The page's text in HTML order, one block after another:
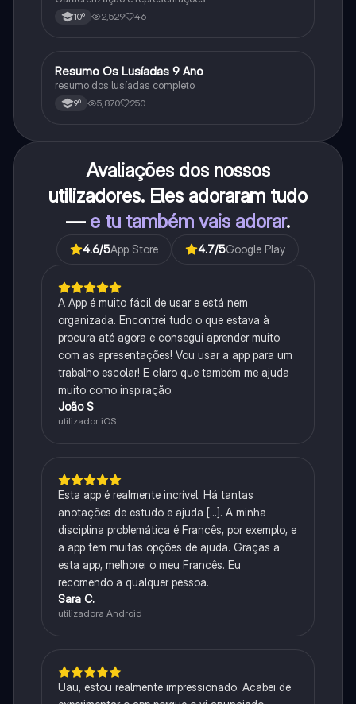
10º 2,529 46
Português
Resumo Os Lusíadas 9 Ano
resumo dos lusíadas completo
9º 5,870 250
Avaliações dos nossos
utilizadores. Eles adoraram tudo
— e tu também vais adorar.
4.6/5App Store 4.7/5Google Play
A App é muito fácil de usar e está nem
organizada. Encontrei tudo o que estava à
procura até agora e consegui aprender muito
com as apresentações! Vou usar a app para um
trabalho escolar! E claro que também me ajuda
muito como inspiração.
João S
utilizador iOS
Esta app é realmente incrível. Há tantas
anotações de estudo e ajuda [...]. A minha
disciplina problemática é Francês, por exemplo, e
a app tem muitas opções de ajuda. Graças a
esta app, melhorei o meu Francês. Eu
recomendo a qualquer pessoa.
Sara C.
utilizadora Android
Uau, estou realmente impressionado. Acabei de